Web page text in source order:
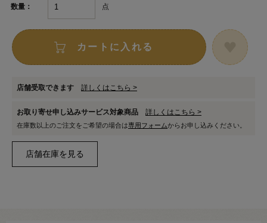
数量： 点
カートに入れる
店舗受取できます 詳しくはこちら >
お取り寄せ申し込みサービス対象商品 詳しくはこちら >
在庫数以上のご注文をご希望の場合は専用フォームからお申し込みください。